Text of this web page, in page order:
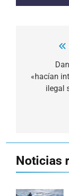
«hacían
ilegal
Noticias